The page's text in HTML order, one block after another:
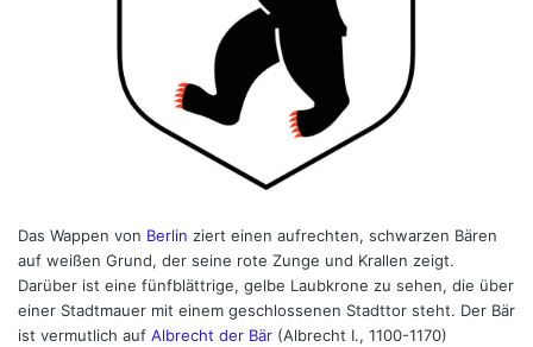
Das Wappen von Berlin ziert einen aufrechten, schwarzen Bären
auf weißen Grund, der seine rote Zunge und Krallen zeigt.
Darüber ist eine fünfblättrige, gelbe Laubkrone zu sehen, die über
einer Stadtmauer mit einem geschlossenen Stadttor steht. Der Bär
ist vermutlich auf Albrecht der Bär (Albrecht I., 1100-1170)